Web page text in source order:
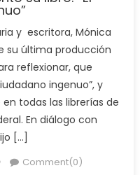
y escritora, Mónica
su última producción
reflexionar, que
ingenuo”, y
todas las librerías de
En diálogo con
[…]
Comment(0)